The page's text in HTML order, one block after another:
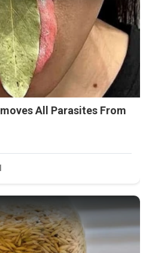
All Parasites From